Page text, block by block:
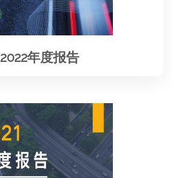
2022年度报告